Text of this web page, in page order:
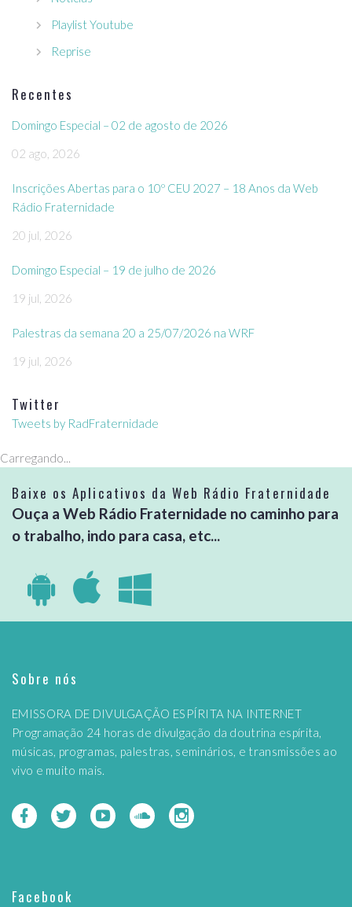
Playlist Youtube
Reprise
Recentes
Domingo Especial – 02 de agosto de 2026
02 ago, 2026
Inscrições Abertas para o 10º CEU 2027 – 18 Anos da Web
Rádio Fraternidade
20 jul, 2026
Domingo Especial – 19 de julho de 2026
19 jul, 2026
Palestras da semana 20 a 25/07/2026 na WRF
19 jul, 2026
Twitter
Tweets by RadFraternidade
Carregando...
Baixe os Aplicativos da Web Rádio Fraternidade
Ouça a Web Rádio Fraternidade no caminho para
o trabalho, indo para casa, etc...
Sobre nós
EMISSORA DE DIVULGAÇÃO ESPÍRITA NA INTERNET
Programação 24 horas de divulgação da doutrina espírita,
músicas, programas, palestras, seminários, e transmissões ao
vivo e muito mais.
Facebook